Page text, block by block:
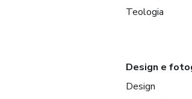
Teologia
Design e
Design